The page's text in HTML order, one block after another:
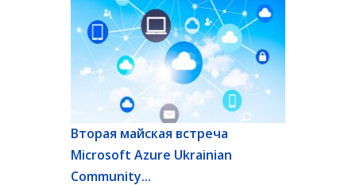
Вторая майская встреча
Microsoft Azure Ukrainian
Community...